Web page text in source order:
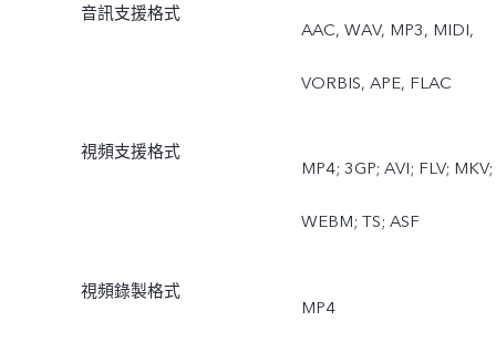
音訊支援格式
AAC, WAV, MP3, MIDI,
VORBIS, APE, FLAC
視頻支援格式
MP4; 3GP; AVI; FLV; MKV;
WEBM; TS; ASF
視頻錄製格式
MP4